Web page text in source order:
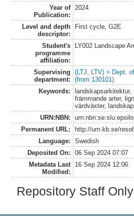
Year of
Publication:
2024
Level and depth
descriptor:
First cycle, G2E
Student's
programme
affiliation:
LY002 Landscape
Supervising
department:
(LTJ, LTV) > Dept.
(from 130101)
Keywords:
främmande arter,
värdväxter,
URN:NBN:
Permanent URL:
http://urn.kb.se/
Language:
Swedish
Deposited On:
06 Sep 2024 07:07
Metadata Last
Modified:
16 Sep 2024 12:06
Repository Staff